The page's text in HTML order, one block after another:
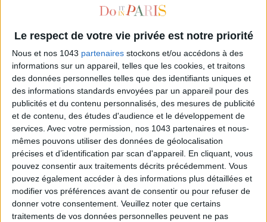
Le respect de votre vie privée est notre priorité
Nous et nos 1043 partenaires stockons et/ou accédons à des
informations sur un appareil, telles que les cookies, et traitons
des données personnelles telles que des identifiants uniques et
des informations standards envoyées par un appareil pour des
publicités et du contenu personnalisés, des mesures de publicité
et de contenu, des études d'audience et le développement de
services. Avec votre permission, nos 1043 partenaires et nous-
mêmes pouvons utiliser des données de géolocalisation
précises et d’identification par scan d'appareil. En cliquant, vous
pouvez consentir aux traitements décrits précédemment. Vous
pouvez également accéder à des informations plus détaillées et
modifier vos préférences avant de consentir ou pour refuser de
donner votre consentement. Veuillez noter que certains
traitements de vos données personnelles peuvent ne pas
SPF 50 SUNSCREENS YOU'LL ACTUALLY WANT TO SLATHER ON
THE BEST HOTELS FOR A SPA AND GASTRONOMY WEEKEND